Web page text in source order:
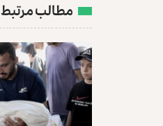
مطالب مرتبط